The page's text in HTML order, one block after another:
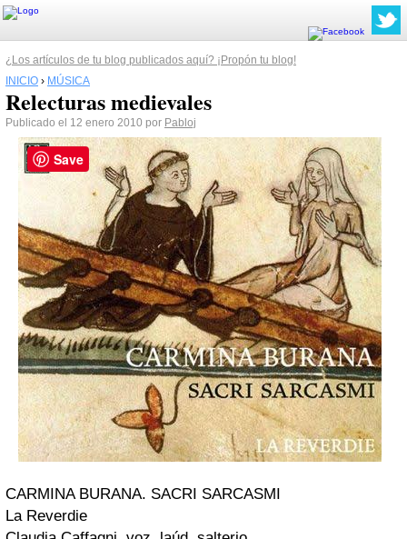
¿Los artículos de tu blog publicados aquí? ¡Propón tu blog!
INICIO › MÚSICA
Relecturas medievales
Publicado el 12 enero 2010 por Pabloj
CARMINA BURANA. SACRI SARCASMI
La Reverdie
Save